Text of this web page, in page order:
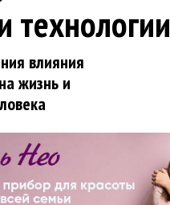
технологии
влияния
жизнь и